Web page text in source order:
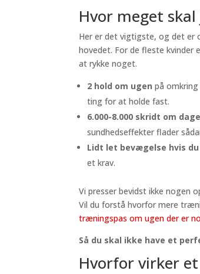
Hvor meget
Her er det vigtigste, og det er
hovedet. For de fleste
at rykke noget.
2 hold om ugen på
ting for at holde fast.
6.000-8.000 skridt om
sundhedseffekter flader
Lidt let bevægelse hvis
et krav.
Vi presser bevidst ikke nogen
Vil du forstå hvorfor mere
træningspas om ugen der er
Så du skal ikke have et
Hvorfor virker